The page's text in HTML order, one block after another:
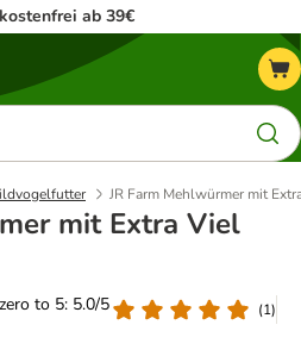
ab 39€
JR Farm Mehlwürmer mit
mit Extra Viel
to 5: 5.0/5
(1)